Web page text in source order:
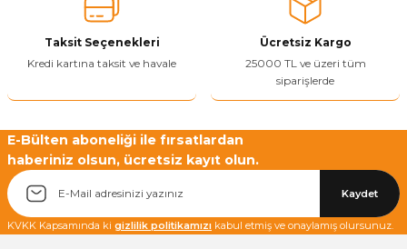
Ürün fiyatı diğer sitelerden daha pahalı.
Bu ürüne benzer farklı alternatifler olmalı.
Yetkiliye Gönder
Taksit Seçenekleri
Kredi kartına taksit ve havale
Ücretsiz Kargo
25000 TL ve üzeri tüm
siparişlerde
E-Bülten aboneliği ile fırsatlardan
haberiniz olsun, ücretsiz kayıt olun.
Kaydet
KVKK Kapsamında ki gizlilik politikamızı kabul etmiş ve onaylamış olursunuz.